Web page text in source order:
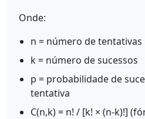
Onde:
n = número de tentativas
k = número de sucessos
p = probabilidade de
tentativa
C(n,k) = n! / [k! × (n-k)!]